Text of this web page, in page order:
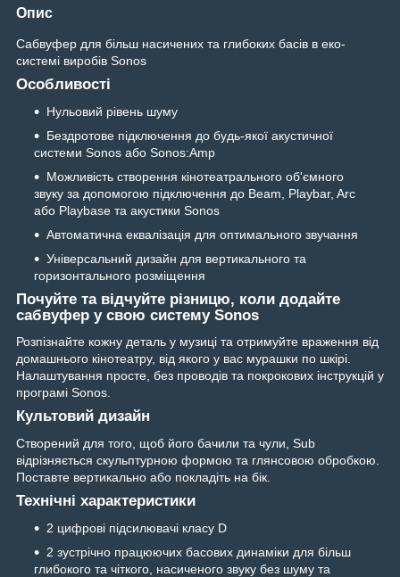
Опис
Сабвуфер для більш насичених та глибоких басів в еко-
системі виробів Sonos
Особливості
Нульовий рівень шуму
Бездротове підключення до будь-якої акустичної
системи Sonos або Sonos:Amp
Можливість створення кінотеатрального об'ємного
звуку за допомогою підключення до Beam, Playbar, Arc
або Playbase та акустики Sonos
Автоматична еквалізація для оптимального звучання
Універсальний дизайн для вертикального та
горизонтального розміщення
Почуйте та відчуйте різницю, коли додайте
сабвуфер у свою систему Sonos
Розпізнайте кожну деталь у музиці та отримуйте враження від
домашнього кінотеатру, від якого у вас мурашки по шкірі.
Налаштування просте, без проводів та покрокових інструкцій у
програмі Sonos.
Культовий дизайн
Створений для того, щоб його бачили та чули, Sub
відрізняється скульптурною формою та глянсовою обробкою.
Поставте вертикально або покладіть на бік.
Технічні характеристики
2 цифрові підсилювачі класу D
2 зустрічно працюючих басових динаміки для більш
глибокого та чіткого, насиченого звуку без шуму та